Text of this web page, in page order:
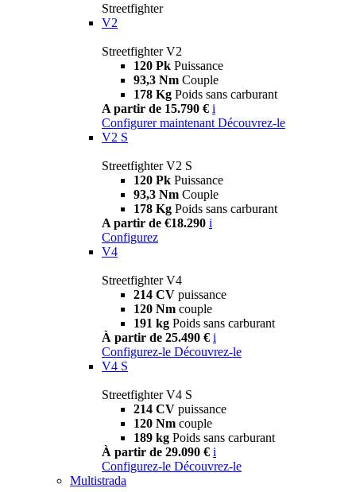
Streetfighter
V2
Streetfighter V2
120 Pk Puissance
93,3 Nm Couple
178 Kg Poids sans carburant
A partir de 15.790 € i
Configurer maintenant Découvrez-le
V2 S
Streetfighter V2 S
120 Pk Puissance
93,3 Nm Couple
178 Kg Poids sans carburant
A partir de €18.290 i
Configurez
V4
Streetfighter V4
214 CV puissance
120 Nm couple
191 kg Poids sans carburant
À partir de 25.490 € i
Configurez-le Découvrez-le
V4 S
Streetfighter V4 S
214 CV puissance
120 Nm couple
189 kg Poids sans carburant
À partir de 29.090 € i
Configurez-le Découvrez-le
Multistrada